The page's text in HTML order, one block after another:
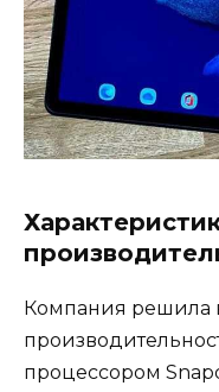
Компания решила
процессором